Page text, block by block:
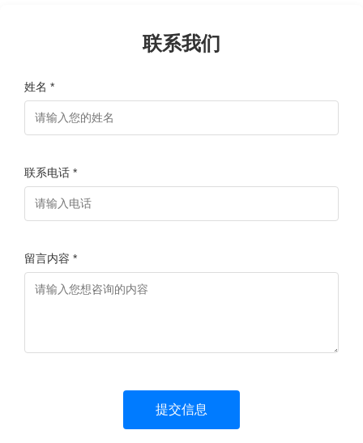
联系我们
姓名 *
联系电话 *
留言内容 *
提交信息